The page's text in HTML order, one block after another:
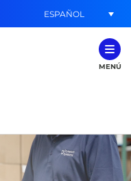
ESPAÑOL
MENÚ